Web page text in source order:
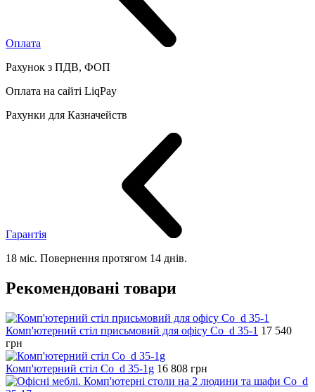
Оплата
Рахунок з ПДВ, ФОП
Оплата на сайті LiqPay
Рахунки для Казначейств
Гарантія
18 міс. Повернення протягом 14 днів.
Рекомендовані товари
Комп'ютерний стіл присьмовий для офісу Co_d 35-1 17 540
грн
Комп'ютерний стіл Co_d 35-1g 16 808 грн